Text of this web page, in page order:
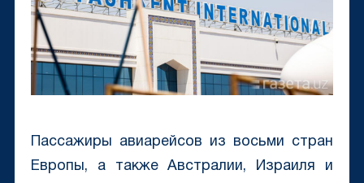
Пассажиры авиарейсов из восьми стран
Европы, а также Австралии, Израиля и